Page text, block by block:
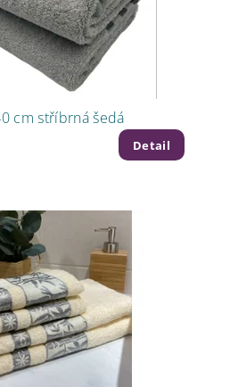
cm stříbrná šedá
Detail